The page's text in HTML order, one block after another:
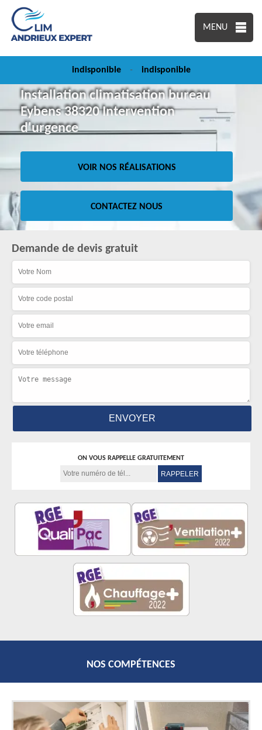
MENU
indisponible - indisponible
Installation climatisation bureau
Eybens 38320 Intervention
d'urgence
VOIR NOS RÉALISATIONS
CONTACTEZ NOUS
Demande de devis gratuit
ON VOUS RAPPELLE GRATUITEMENT
NOS COMPÉTENCES